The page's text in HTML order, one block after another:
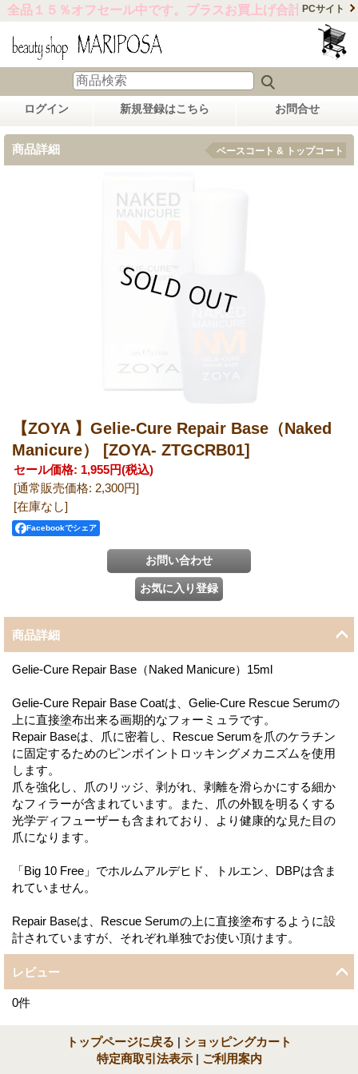
全品１５％オフセール中です。プラスお買上げ合計金額PCサイト
ログイン 新規登録はこちら お問合せ
商品詳細 ベースコート & トップコート
【ZOYA 】Gelie-Cure Repair Base（Naked
Manicure） [ZOYA- ZTGCRB01]
セール価格: 1,955円(税込)
[通常販売価格: 2,300円]
[在庫なし]
Facebookでシェア
商品詳細
Gelie-Cure Repair Base（Naked Manicure）15ml
Gelie-Cure Repair Base Coatは、Gelie-Cure Rescue Serumの
上に直接塗布出来る画期的なフォーミュラです。
Repair Baseは、爪に密着し、Rescue Serumを爪のケラチン
に固定するためのピンポイントロッキングメカニズムを使用
します。
爪を強化し、爪のリッジ、剥がれ、剥離を滑らかにする細か
なフィラーが含まれています。また、爪の外観を明るくする
光学ディフューザーも含まれており、より健康的な見た目の
爪になります。
「Big 10 Free」でホルムアルデヒド、トルエン、DBPは含ま
れていません。
Repair Baseは、Rescue Serumの上に直接塗布するように設
計されていますが、それぞれ単独でお使い頂けます。
レビュー
0件
トップページに戻る | ショッピングカート
特定商取引法表示 | ご利用案内